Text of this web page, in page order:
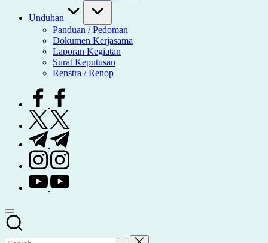
Unduhan
Panduan / Pedoman
Dokumen Kerjasama
Laporan Kegiatan
Surat Keputusan
Renstra / Renop
facebook.com
twitter.com
t.me
instagram.com
youtube.com